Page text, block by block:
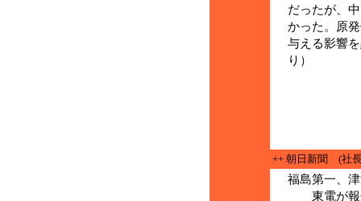
だったが、
かった。原
与える影響
り）
++ 朝日新聞 (社
福島第一、
東電が